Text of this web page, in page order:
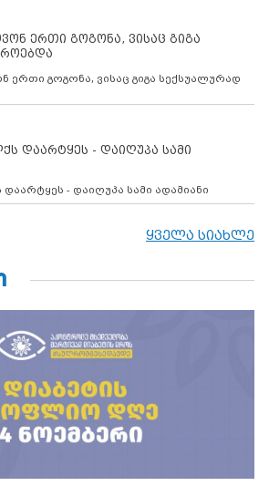
რეგიონებში, აგრძელებს მათი
და აქტიურად დგამს ნაბიჯებს მათი
ერთი გოგონა, ვისაც გიგა
ერთი გოგონა, ვისაც გიგა სექსუალურად
დაარტყეს - დაიღუპა სამი
- დაიღუპა სამი ადამიანი
ყველა სიახლე